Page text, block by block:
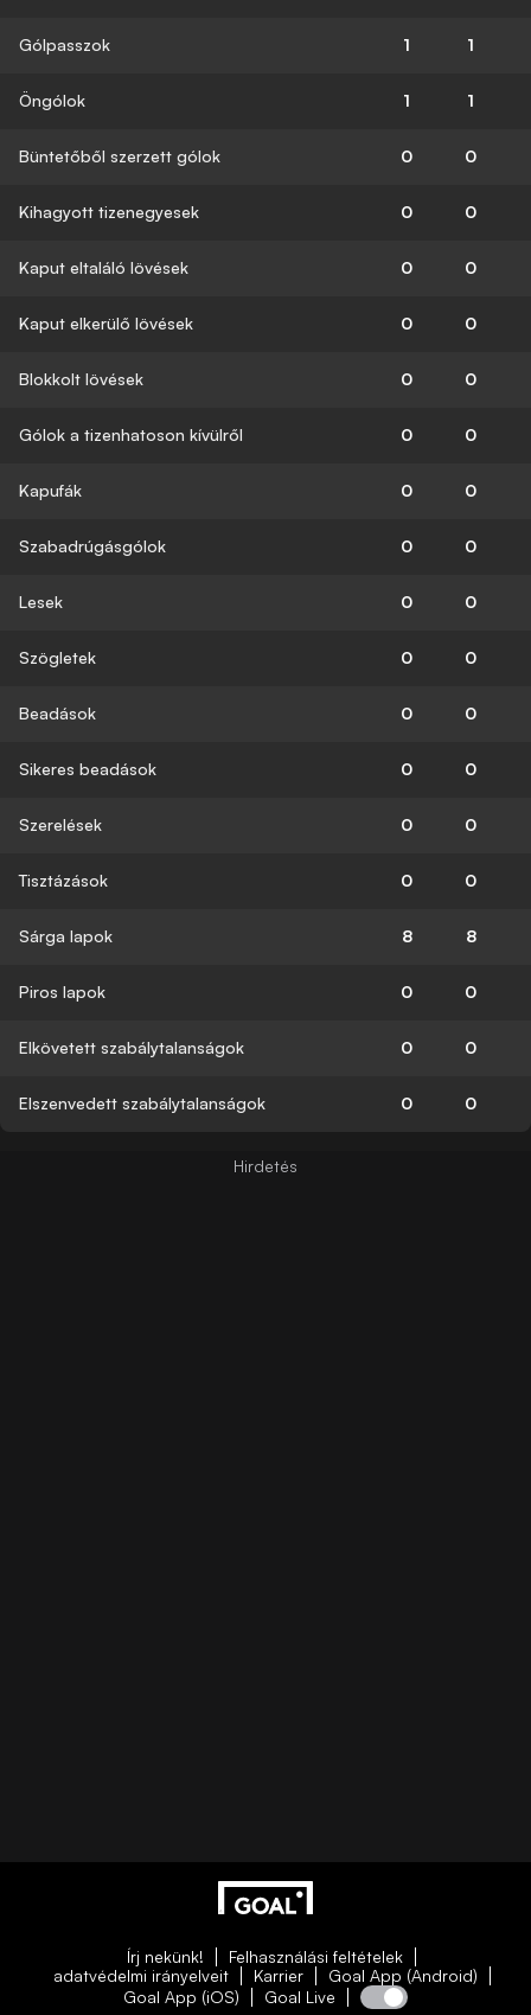
Gólpasszok 1 1
Öngólok 1 1
Büntetőből szerzett gólok 0 0
Kihagyott tizenegyesek 0 0
Kaput eltaláló lövések 0 0
Kaput elkerülő lövések 0 0
Blokkolt lövések 0 0
Gólok a tizenhatoson kívülről 0 0
Kapufák 0 0
Szabadrúgásgólok 0 0
Lesek 0 0
Szögletek 0 0
Beadások 0 0
Sikeres beadások 0 0
Szerelések 0 0
Tisztázások 0 0
Sárga lapok 8 8
Piros lapok 0 0
Elkövetett szabálytalanságok 0 0
Elszenvedett szabálytalanságok 0 0
Írj nekünk!
Felhasználási feltételek
adatvédelmi irányelveit
Karrier
Goal App (Android)
Goal App (iOS)
Goal Live